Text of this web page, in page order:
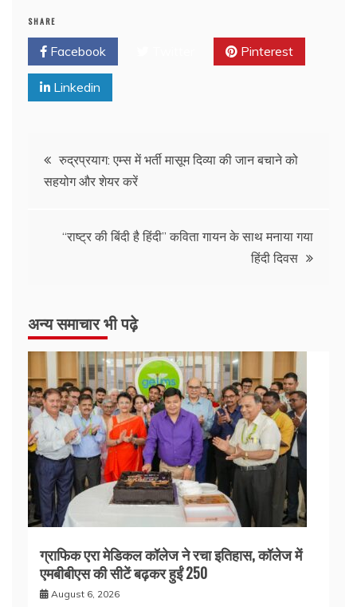
SHARE
Facebook Pinterest
Linkedin
रुद्रप्रयाग: एम्स में भर्ती मासूम दिव्या की जान बचाने को
सहयोग और शेयर करें
“राष्ट्र की बिंदी है हिंदी” कविता गायन के साथ मनाया गया
हिंदी दिवस
अन्य समाचार भी पढ़े
ग्राफिक एरा मेडिकल कॉलेज ने रचा इतिहास, कॉलेज में
एमबीबीएस की सीटें बढ़कर हुईं 250
August 6, 2026